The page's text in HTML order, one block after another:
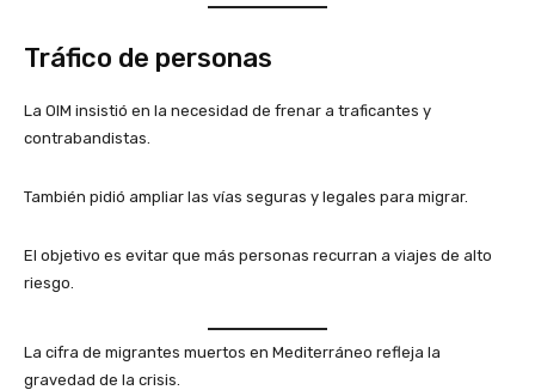
Tráfico de personas
La OIM insistió en la necesidad de frenar a traficantes y
contrabandistas.
También pidió ampliar las vías seguras y legales para migrar.
El objetivo es evitar que más personas recurran a viajes de alto
riesgo.
La cifra de migrantes muertos en Mediterráneo refleja la
gravedad de la crisis.